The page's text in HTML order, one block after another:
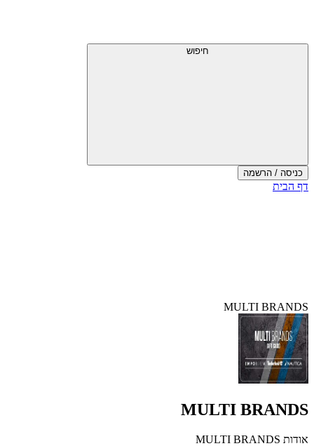
חיפוש
כניסה / הרשמה
דף הבית
MULTI BRANDS
MULTI BRANDS
אודות MULTI BRANDS